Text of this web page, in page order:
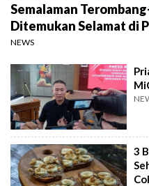
Semalaman
Ditemukan Selamat di
NEWS
3